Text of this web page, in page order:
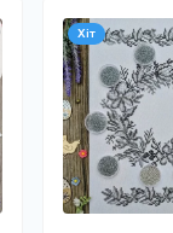
Хіт